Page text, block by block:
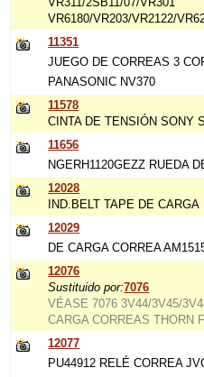
VR6180/VR203/VR2122/
11351
JUEGO DE CORREAS 3
PANASONIC NV370
11578
CINTA DE TENSIÓN SONY
11656
NGERH1120GEZZ RUEDA
12028
IND.BELT TAPE DE CARGA
12029
DE CARGA CORREA
12076
Sustituido por:7076
VÉASE 7076 3V44/3V45/
CARGA CORREAS THORN
12077
PU44912 RELÉ CORREA